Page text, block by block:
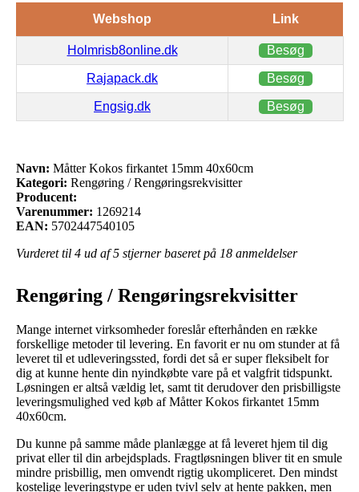
Webshop Link
Holmrisb8online.dk Besøg
Rajapack.dk Besøg
Engsig.dk Besøg
Navn: Måtter Kokos firkantet 15mm 40x60cm
Kategori: Rengøring / Rengøringsrekvisitter
Producent:
Varenummer: 1269214
EAN: 5702447540105
Vurderet til 4 ud af 5 stjerner baseret på 18 anmeldelser
Rengøring / Rengøringsrekvisitter
Mange internet virksomheder foreslår efterhånden en række
forskellige metoder til levering. En favorit er nu om stunder at få
leveret til et udleveringssted, fordi det så er super fleksibelt for
dig at kunne hente din nyindkøbte vare på et valgfrit tidspunkt.
Løsningen er altså vældig let, samt tit derudover den prisbilligste
leveringsmulighed ved køb af Måtter Kokos firkantet 15mm
40x60cm.
Du kunne på samme måde planlægge at få leveret hjem til dig
privat eller til din arbejdsplads. Fragtløsningen bliver tit en smule
mindre prisbillig, men omvendt rigtig ukompliceret. Den mindst
kostelige leveringstype er uden tvivl selv at hente pakken, men